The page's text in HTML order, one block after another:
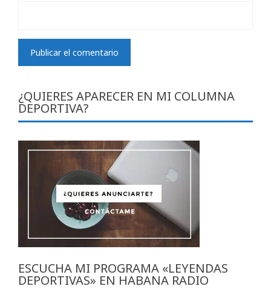
¿QUIERES APARECER EN MI COLUMNA
DEPORTIVA?
ESCUCHA MI PROGRAMA «LEYENDAS
DEPORTIVAS» EN HABANA RADIO